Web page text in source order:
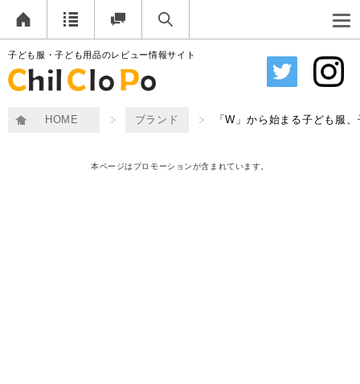
子ども服・子ども用品のレビュー情報サイト
HOME ブランド 「W」から始まる子ども服
本ページはプロモーションが含まれています。